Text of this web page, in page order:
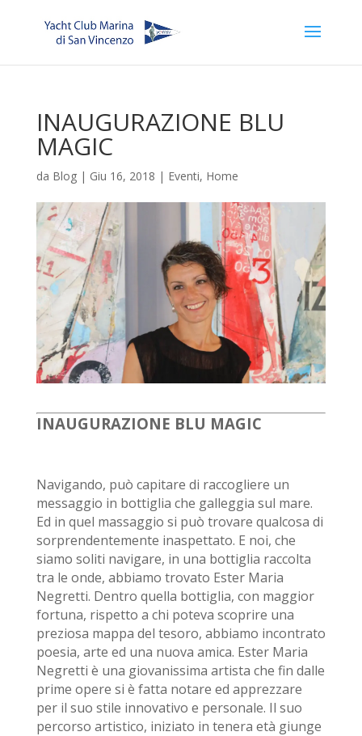
INAUGURAZIONE BLU
MAGIC
da Blog| Giu 16, 2018 | Eventi, Home
INAUGURAZIONE BLU MAGIC
Navigando, può capitare di raccogliere un
messaggio in bottiglia che galleggia sul mare.
Ed in quel massaggio si può trovare qualcosa di
sorprendentemente inaspettato. E noi, che
siamo soliti navigare, in una bottiglia raccolta
tra le onde, abbiamo trovato Ester Maria
Negretti. Dentro quella bottiglia, con maggior
fortuna, rispetto a chi poteva scoprire una
preziosa mappa del tesoro, abbiamo incontrato
poesia, arte ed una nuova amica. Ester Maria
Negretti è una giovanissima artista che fin dalle
prime opere si è fatta notare ed apprezzare
per il suo stile innovativo e personale. Il suo
percorso artistico, iniziato in tenera età giunge